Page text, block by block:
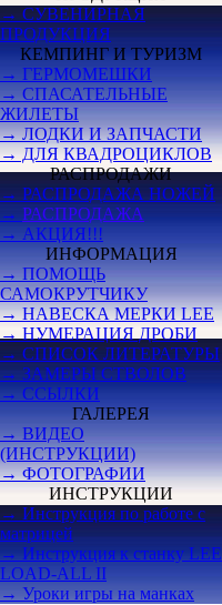
→ СУВЕНИРНАЯ
ПРОДУКЦИЯ
КЕМПИНГ И ТУРИЗМ
→ ГЕРМОМЕШКИ
→ СПАСАТЕЛЬНЫЕ
ЖИЛЕТЫ
→ ЛОДКИ И ЗАПЧАСТИ
→ ДЛЯ КВАДРОЦИКЛОВ
РАСПРОДАЖИ
→ РАСПРОДАЖА НОЖЕЙ
→ РАСПРОДАЖА
→ АКЦИЯ!!!
ИНФОРМАЦИЯ
→ ПОМОЩЬ
САМОКРУТЧИКУ
→ НАВЕСКА МЕРКИ LEE
→ НУМЕРАЦИЯ ДРОБИ
→ СПИСОК ЛИТЕРАТУРЫ
→ ЗАМЕРЫ СТВОЛОВ
→ ССЫЛКИ
ГАЛЕРЕЯ
→ ВИДЕО
(ИНСТРУКЦИИ)
→ ФОТОГРАФИИ
ИНСТРУКЦИИ
→ Инструкция по работе с
матрицей
→ Инструкция к станку LEE
LOAD-ALL II
→ Уроки игры на манках